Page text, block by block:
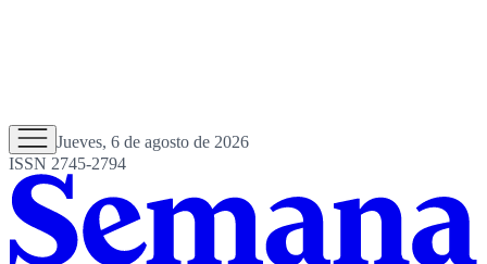
Jueves, 6 de agosto de 2026
ISSN 2745-2794